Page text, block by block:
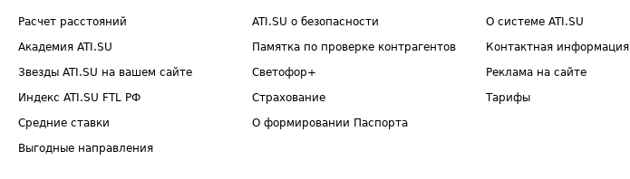
Расчет расстояний
Академия ATI.SU
Звезды ATI.SU на вашем сайте
Индекс ATI.SU FTL РФ
Средние ставки
Выгодные направления
ATI.SU о безопасности
Памятка по проверке контрагентов
Светофор+
Страхование
О формировании Паспорта
О системе ATI.SU
Контактная информация
Реклама на сайте
Тарифы